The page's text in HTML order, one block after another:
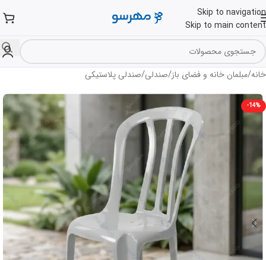
Skip to navigation
Skip to main content
خانه/مبلمان خانه و فضای باز/صندلی/صندلی پلاستیکی
-14%